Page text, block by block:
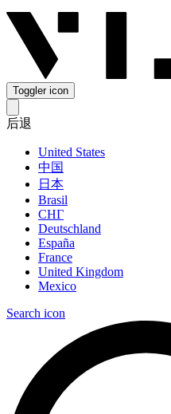
Toggler icon
后退
United States
中国
日本
Brasil
СНГ
Deutschland
España
France
United Kingdom
Mexico
Search icon